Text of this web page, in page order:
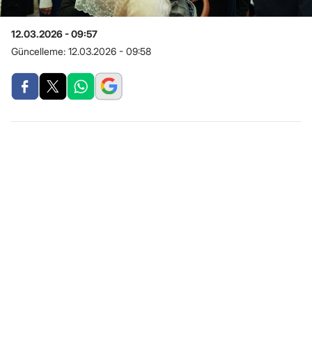
12.03.2026 - 09:57
Güncelleme: 12.03.2026 - 09:58